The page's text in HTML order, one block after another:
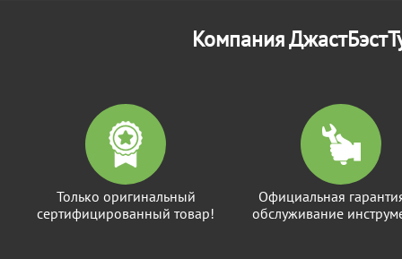
Компания
Только оригинальный
сертифицированный товар!
Официальная
обслуживание